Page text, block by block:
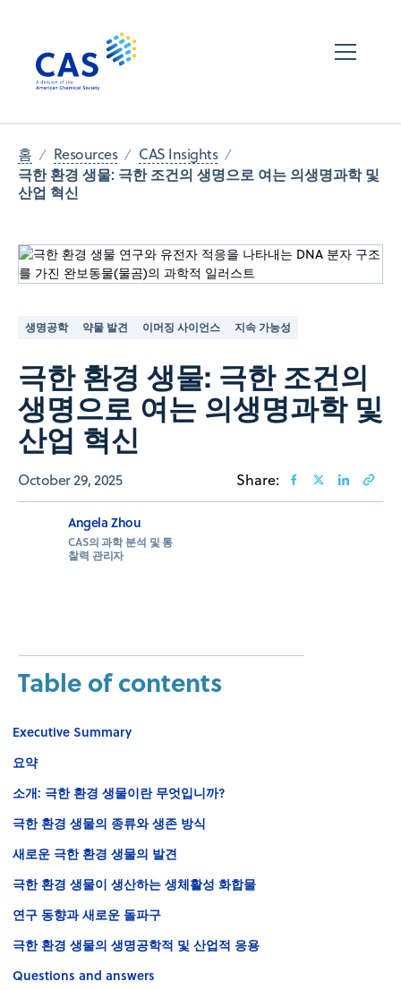
홈 Resources CAS Insights
극한 환경 생물: 극한 조건의 생명으로 여는 의생명과학 및
산업 혁신
생명공학 약물 발견 이머징 사이언스 지속 가능성
극한 환경 생물: 극한 조건의
생명으로 여는 의생명과학 및
산업 혁신
October 29, 2025 Share:
Angela Zhou
CAS의 과학 분석 및 통
찰력 관리자
Table of contents
Executive Summary
요약
소개: 극한 환경 생물이란 무엇입니까?
극한 환경 생물의 종류와 생존 방식
새로운 극한 환경 생물의 발견
극한 환경 생물이 생산하는 생체활성 화합물
연구 동향과 새로운 돌파구
극한 환경 생물의 생명공학적 및 산업적 응용
Questions and answers